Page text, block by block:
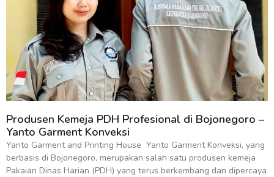
Produsen Kemeja PDH Profesional di Bojonegoro –
Yanto Garment Konveksi
Yanto Garment and Printing House Yanto Garment Konveksi, yang
berbasis di Bojonegoro, merupakan salah satu produsen kemeja
Pakaian Dinas Harian (PDH) yang terus berkembang dan dipercaya